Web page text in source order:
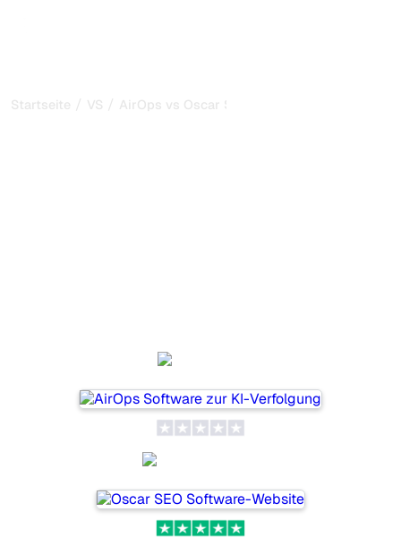
Startseite / VS / AirOps vs Oscar SEO